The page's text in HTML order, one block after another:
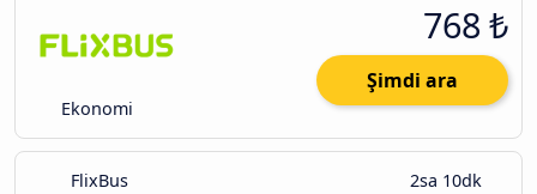
Ekonomi
768 ₺
Şimdi ara
FlixBus 2sa 10dk